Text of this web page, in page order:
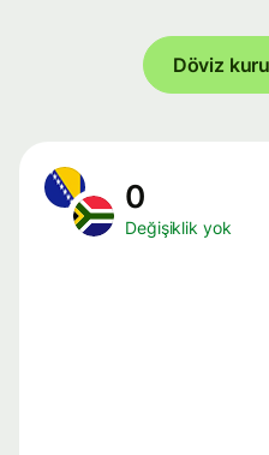
Döviz
0
Değişiklik yok